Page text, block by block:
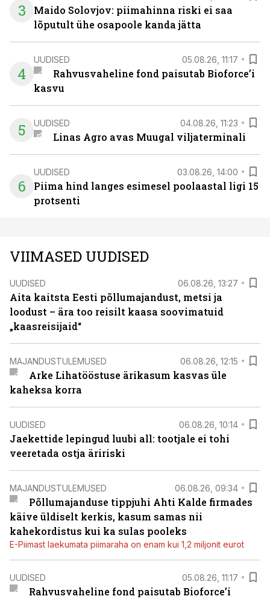
3
Maido Solovjov: piimahinna riski ei saa
lõputult ühe osapoole kanda jätta
4
UUDISED 05.08.26, 11:17
Rahvusvaheline fond paisutab Bioforce’i
kasvu
5 UUDISED 04.08.26, 11:23
Linas Agro avas Muugal viljaterminali
6
UUDISED 03.08.26, 14:00
Piima hind langes esimesel poolaastal ligi 15
protsenti
VIIMASED UUDISED
UUDISED 06.08.26, 13:27
Aita kaitsta Eesti põllumajandust, metsi ja
loodust – ära too reisilt kaasa soovimatuid
„kaasreisijaid“
MAJANDUSTULEMUSED 06.08.26, 12:15
Arke Lihatööstuse ärikasum kasvas üle
kaheksa korra
UUDISED 06.08.26, 10:14
Jaekettide lepingud luubi all: tootjale ei tohi
veeretada ostja äririski
MAJANDUSTULEMUSED 06.08.26, 09:34
Põllumajanduse tippjuhi Ahti Kalde firmades
käive üldiselt kerkis, kasum samas nii
kahekordistus kui ka sulas pooleks
E-Piimast laekumata piimaraha on enam kui 1,2 miljonit eurot
UUDISED 05.08.26, 11:17
Rahvusvaheline fond paisutab Bioforce’i